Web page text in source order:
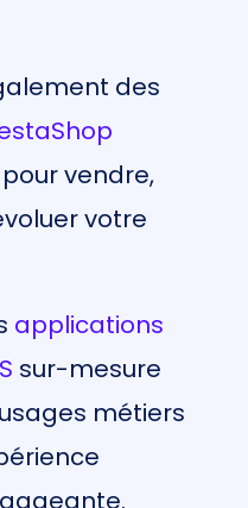
des
vendre,
votre
applications
sur-mesure
métiers